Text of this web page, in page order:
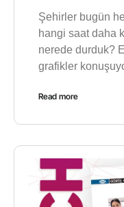
Şehirler bugün
hangi saat daha
nerede durduk?
grafikler
Read more